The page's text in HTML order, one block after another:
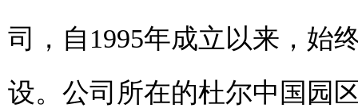
司，自1995年成立以来，始
设。公司所在的杜尔中国园